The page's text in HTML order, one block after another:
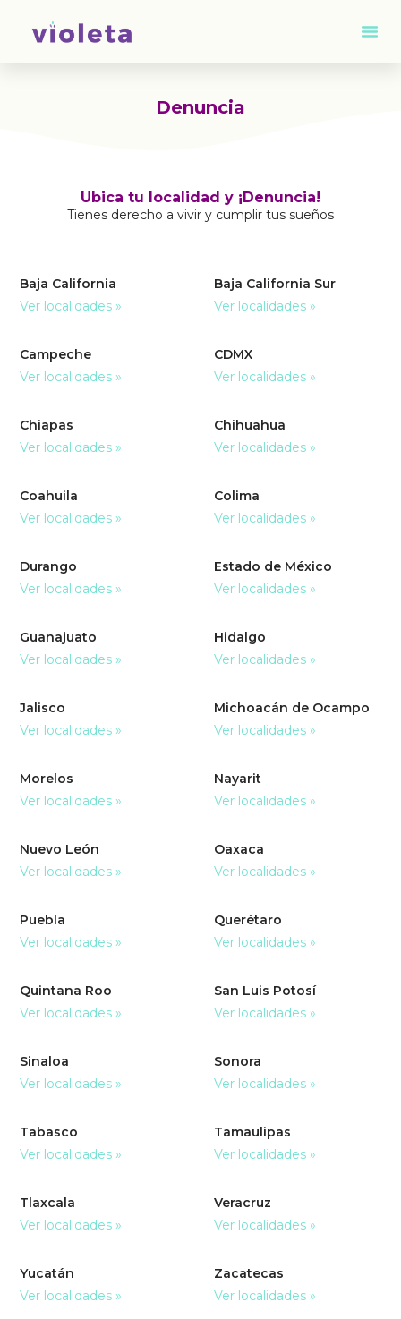
Denuncia
Ubica tu localidad y ¡Denuncia!
Tienes derecho a vivir y cumplir tus sueños
Baja California
Ver localidades »
Baja California Sur
Ver localidades »
Campeche
Ver localidades »
CDMX
Ver localidades »
Chiapas
Ver localidades »
Chihuahua
Ver localidades »
Coahuila
Ver localidades »
Colima
Ver localidades »
Durango
Ver localidades »
Estado de México
Ver localidades »
Guanajuato
Ver localidades »
Hidalgo
Ver localidades »
Jalisco
Ver localidades »
Michoacán de Ocampo
Ver localidades »
Morelos
Ver localidades »
Nayarit
Ver localidades »
Nuevo León
Ver localidades »
Oaxaca
Ver localidades »
Puebla
Ver localidades »
Querétaro
Ver localidades »
Quintana Roo
Ver localidades »
San Luis Potosí
Ver localidades »
Sinaloa
Ver localidades »
Sonora
Ver localidades »
Tabasco
Ver localidades »
Tamaulipas
Ver localidades »
Tlaxcala
Ver localidades »
Veracruz
Ver localidades »
Yucatán
Ver localidades »
Zacatecas
Ver localidades »